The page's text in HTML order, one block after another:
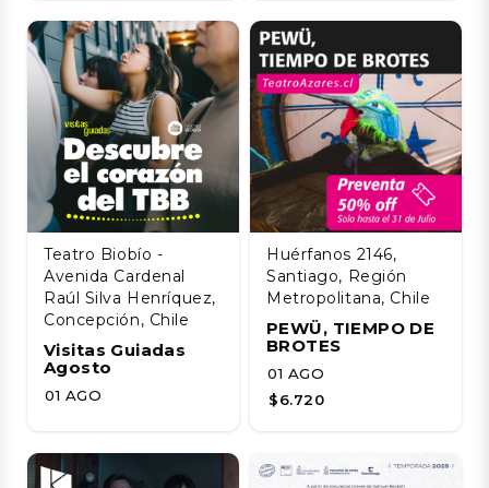
Teatro Biobío -
Avenida Cardenal
Raúl Silva Henríquez,
Concepción, Chile
Visitas Guiadas
Agosto
01 AGO
Huérfanos 2146,
Santiago, Región
Metropolitana, Chile
PEWÜ, TIEMPO DE
BROTES
01 AGO
$6.720